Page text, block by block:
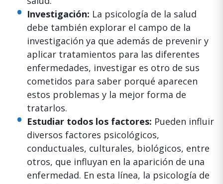
Investigación: La psicología de la salud
debe también explorar el campo de la
investigación ya que además de prevenir y
aplicar tratamientos para las diferentes
enfermedades, investigar es otro de sus
cometidos para saber porqué aparecen
estos problemas y la mejor forma de
tratarlos.
Estudiar todos los factores: Pueden influir
diversos factores psicológicos,
conductuales, culturales, biológicos, entre
otros, que influyan en la aparición de una
enfermedad. En esta línea, la psicología de